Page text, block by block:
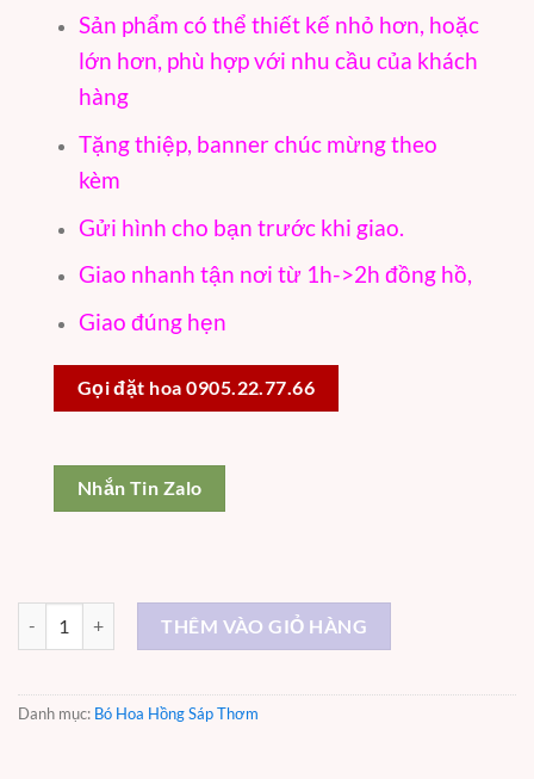
Sản phẩm có thể thiết kế nhỏ hơn, hoặc
lớn hơn, phù hợp với nhu cầu của khách
hàng
Tặng thiệp, banner chúc mừng theo
kèm
Gửi hình cho bạn trước khi giao.
Giao nhanh tận nơi từ 1h->2h đồng hồ,
Giao đúng hẹn
Gọi đặt hoa 0905.22.77.66
Nhắn Tin Zalo
Bình Yên – ST042 số lượngTHÊM VÀO GIỎ HÀNG
Danh mục: Bó Hoa Hồng Sáp Thơm